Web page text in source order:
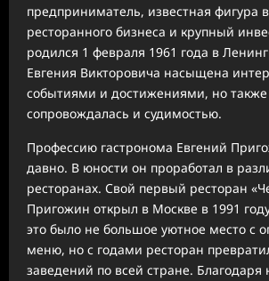
предприниматель, известная фигура
ресторанного бизнеса и крупный
родился 1 февраля 1961 года в
Евгения Викторовича насыщена
событиями и достижениями, но также
сопровождалась и судимостью.
Профессию гастронома Евгений
давно. В юности он проработал в
ресторанах. Свой первый ресторан
Пригожин открыл в Москве в 1991
это было не большое уютное место с
меню, но с годами ресторан
заведений по всей стране.